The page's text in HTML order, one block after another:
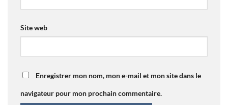
Site web
Enregistrer mon nom, mon e-mail et mon site dans le
navigateur pour mon prochain commentaire.